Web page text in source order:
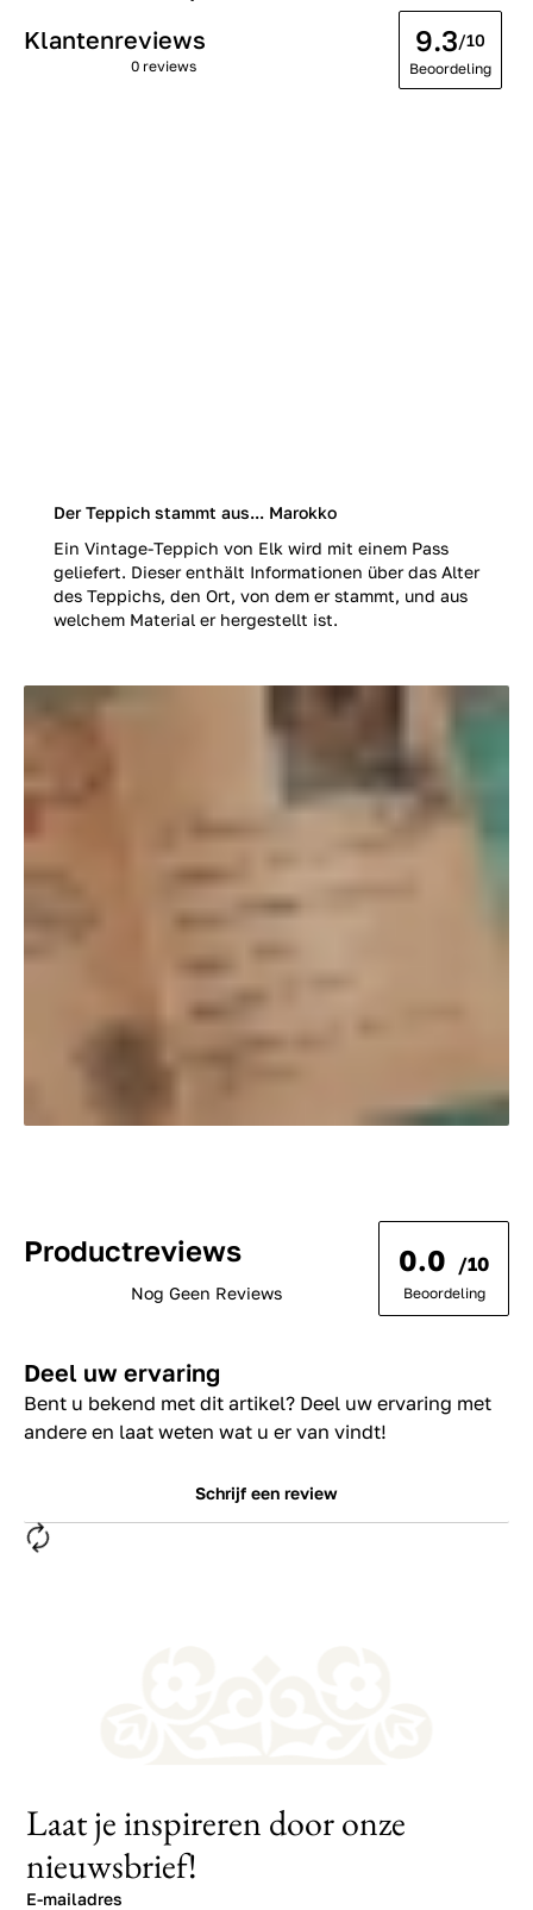
Der Teppich stammt aus... Marokko
Ein Vintage-Teppich von Elk wird mit einem Pass
geliefert. Dieser enthält Informationen über das Alter
des Teppichs, den Ort, von dem er stammt, und aus
welchem Material er hergestellt ist.
Klantenreviews
0 reviews
9.3/10
Beoordeling
Productreviews
Nog Geen Reviews
0.0 /10
Beoordeling
Deel uw ervaring
Bent u bekend met dit artikel? Deel uw ervaring met
andere en laat weten wat u er van vindt!
Schrijf een review
Laat je inspireren door onze
nieuwsbrief!
E-mailadres